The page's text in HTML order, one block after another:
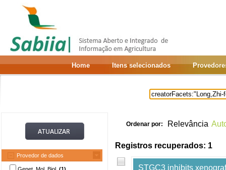
Home Itens selecionados
Provedor de dados
Ordenar por: Relevância
Registros recuperados: 1
STGC3 inhibits